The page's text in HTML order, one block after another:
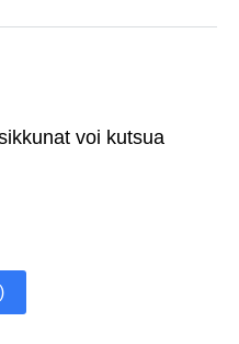
voi kutsua